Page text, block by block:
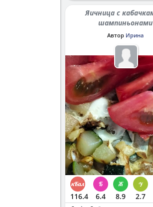
Яичница с кабачками и
шампиньонами
Автор Ирина
116.4 6.4 8.9 2.7